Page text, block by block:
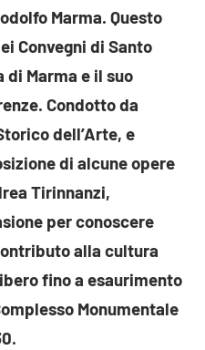
Marma. Questo
Convegni di Santo
di Marma e il suo
Condotto da
dell’Arte, e
di alcune opere
Tirinnanzi,
per conoscere
alla cultura
fino a esaurimento
Monumentale